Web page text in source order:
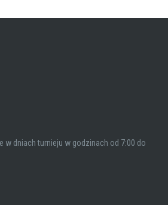
w dniach turnieju w godzinach od 7:00 do